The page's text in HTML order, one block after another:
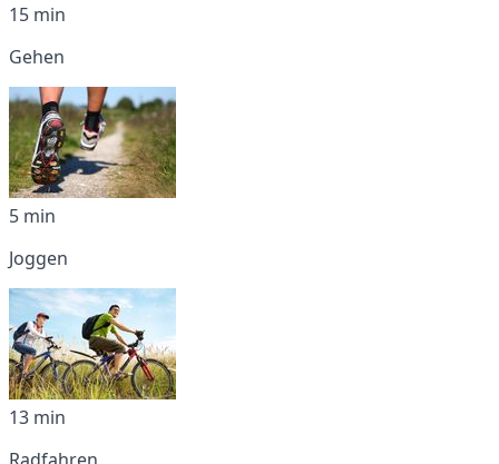
15 min
Gehen
5 min
Joggen
13 min